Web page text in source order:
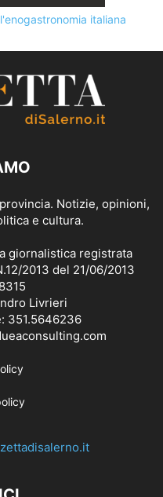
Notizie, opinioni,
e cultura.
giornalistica registrata
2013 del 21/06/2013
Livrieri
351.5646236